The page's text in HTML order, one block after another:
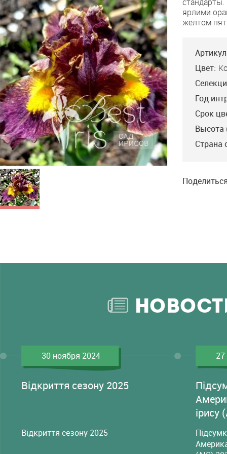
ярлими
жёлтом
Цвет:
Год
Срок
Высота
Страна
30 ноября 2024
Відкриття сезону 2025
Відкриття сезону 2025
ірису